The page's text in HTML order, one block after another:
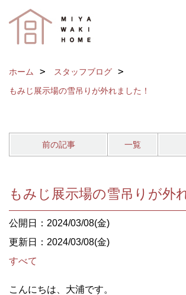
ホーム
スタッフブログ
もみじ展示場の雪吊りが外れました！
前の記事 一覧
もみじ展示場の雪吊りが外
公開日：2024/03/08(金)
更新日：2024/03/08(金)
すべて
こんにちは、大浦です。